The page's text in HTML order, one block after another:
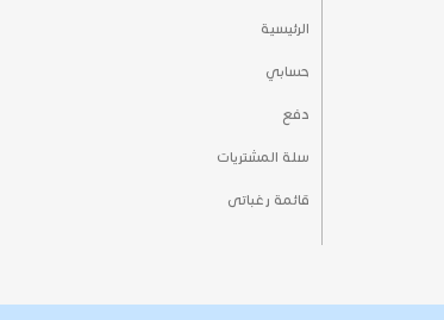
الرئيسية
حسابي
دفع
سلة المشتريات
قائمة رغباتى